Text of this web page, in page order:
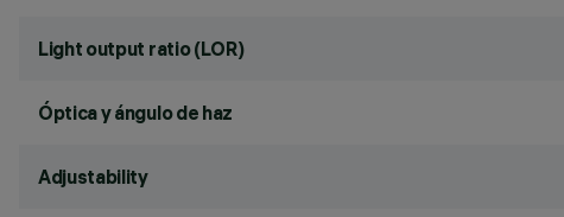
Light output ratio (LOR)
Óptica y ángulo de haz
Adjustability